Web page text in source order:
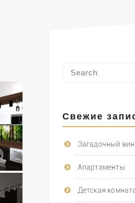
Свежие
Загадочный
Апартаменты
Детская